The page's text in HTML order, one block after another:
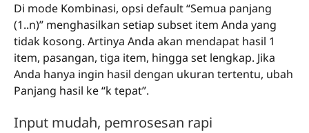
Di mode Kombinasi, opsi default “Semua panjang
(1..n)” menghasilkan setiap subset item Anda yang
tidak kosong. Artinya Anda akan mendapat hasil 1
item, pasangan, tiga item, hingga set lengkap. Jika
Anda hanya ingin hasil dengan ukuran tertentu, ubah
Panjang hasil ke “k tepat”.
Input mudah, pemrosesan rapi